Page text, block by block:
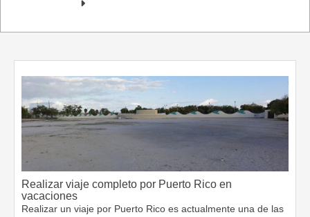
Realizar viaje completo por Puerto Rico en
vacaciones
Realizar un viaje por Puerto Rico es actualmente una de las